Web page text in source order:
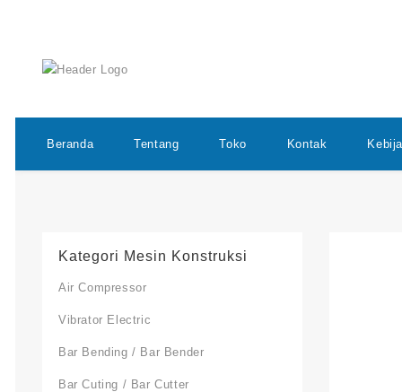
Beranda Tentang Toko Kontak
Kategori Mesin Konstruksi
Air Compressor
Vibrator Electric
Bar Bending / Bar Bender
Bar Cuting / Bar Cutter